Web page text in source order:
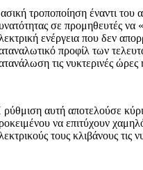
τροποποίηση έναντι του
σε προμηθευτές να
ενέργεια που δεν
προφίλ των
τις νυκτερινές ώρες
αυτή αποτελούσε
να επιτύχουν
τους κλιβάνους τις